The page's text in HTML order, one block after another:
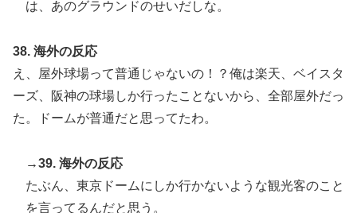
は、あのグラウンドのせいだしな。
38. 海外の反応
え、屋外球場って普通じゃないの！？俺は楽天、ベイスタ
ーズ、阪神の球場しか行ったことないから、全部屋外だっ
た。ドームが普通だと思ってたわ。
→39. 海外の反応
たぶん、東京ドームにしか行かないような観光客のこと
を言ってるんだと思う。